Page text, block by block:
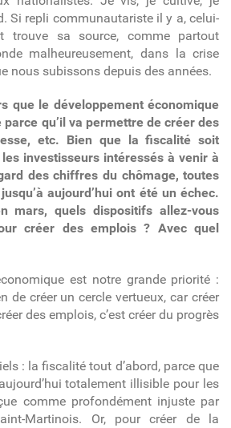
Si repli communautariste il y a, celui-
trouve sa source, comme partout
malheureusement, dans la crise
nous subissons depuis des années.
que le développement économique
qu’il va permettre de créer des
etc. Bien que la fiscalité soit
investisseurs intéressés à venir à
des chiffres du chômage, toutes
aujourd’hui ont été un échec.
mars, quels dispositifs allez-vous
créer des emplois ? Avec quel
est notre grande priorité :
de créer un cercle vertueux, car créer
des emplois, c’est créer du progrès
: la fiscalité tout d’abord, parce que
totalement illisible pour les
comme profondément injuste par
Martinois. Or, pour créer de la